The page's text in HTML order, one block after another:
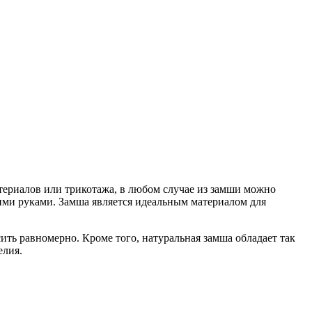
или трикотажа, в любом случае из замши можно
руками. Замша является идеальным материалом для
равномерно. Кроме того, натуральная замша обладает так